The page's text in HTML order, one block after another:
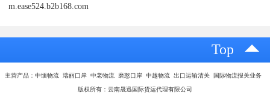
m.ease524.b2b168.com
Top
主营产品：中缅物流 瑞丽口岸 中老物流 磨憨口岸 中越物流 出口运输清关 国际物流报关业务
版权所有：云南晟迅国际货运代理有限公司